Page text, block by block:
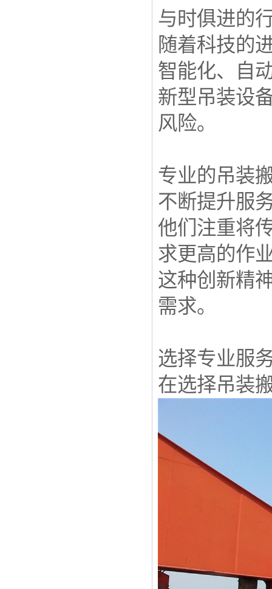
与时俱进的
随着科技的
智能化、自
新型吊装设
风险。
专业的吊装
不断提升服
他们注重将
求更高的作
这种创新精
需求。
选择专业服
在选择吊装